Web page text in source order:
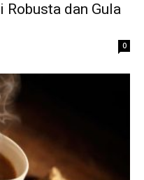
Robusta dan Gula
0